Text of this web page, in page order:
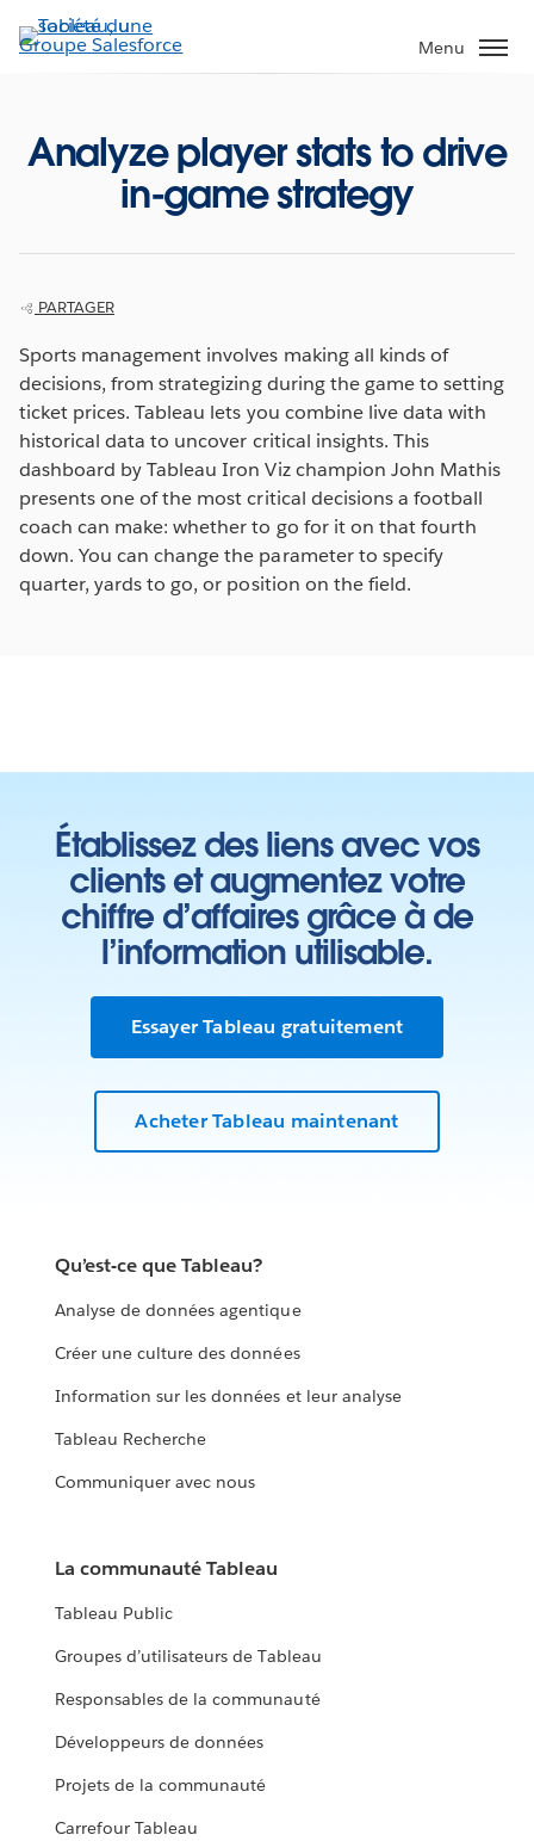
Aller
au
Menu
Analyze player stats to drive
in-game strategy
PARTAGER
Sports management involves making all kinds of
decisions, from strategizing during the game to setting
ticket prices. Tableau lets you combine live data with
historical data to uncover critical insights. This
dashboard by Tableau Iron Viz champion John Mathis
presents one of the most critical decisions a football
coach can make: whether to go for it on that fourth
down. You can change the parameter to specify
quarter, yards to go, or position on the field.
Établissez des liens avec vos
clients et augmentez votre
chiffre d’affaires grâce à de
l’information utilisable.
Essayer Tableau gratuitement
Acheter Tableau maintenant
Qu’est-ce que Tableau?
Analyse de données agentique
Créer une culture des données
Information sur les données et leur analyse
Tableau Recherche
Communiquer avec nous
La communauté Tableau
Tableau Public
Groupes d’utilisateurs de Tableau
Responsables de la communauté
Développeurs de données
Projets de la communauté
Carrefour Tableau